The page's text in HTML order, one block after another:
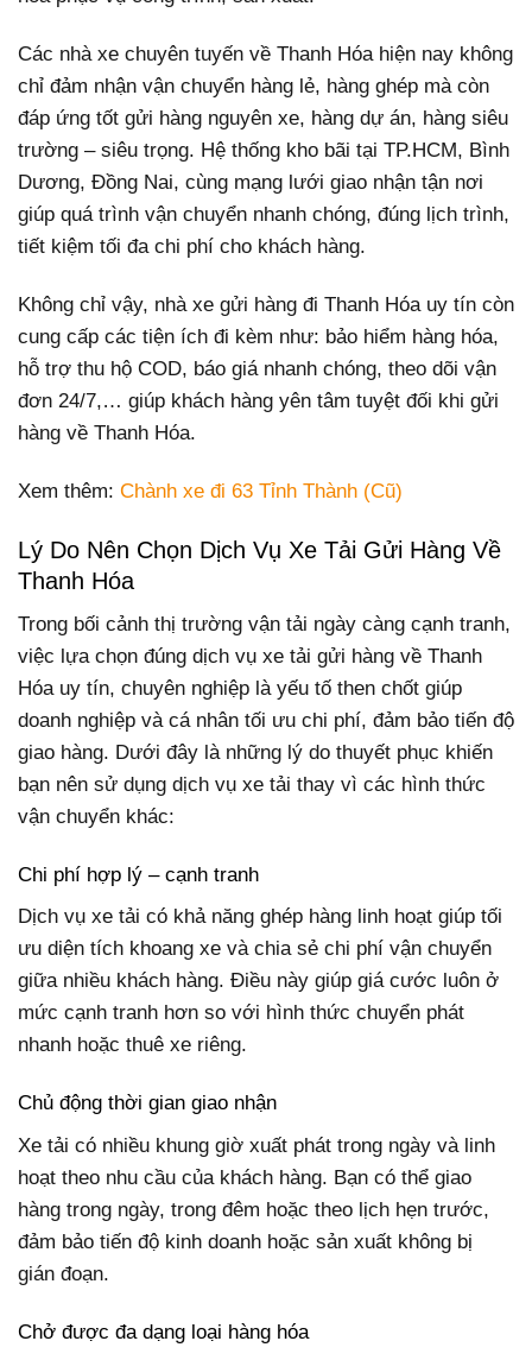
Các nhà xe chuyên tuyến về Thanh Hóa hiện nay không
chỉ đảm nhận vận chuyển hàng lẻ, hàng ghép mà còn
đáp ứng tốt gửi hàng nguyên xe, hàng dự án, hàng siêu
trường – siêu trọng. Hệ thống kho bãi tại TP.HCM, Bình
Dương, Đồng Nai, cùng mạng lưới giao nhận tận nơi
giúp quá trình vận chuyển nhanh chóng, đúng lịch trình,
tiết kiệm tối đa chi phí cho khách hàng.
Không chỉ vậy, nhà xe gửi hàng đi Thanh Hóa uy tín còn
cung cấp các tiện ích đi kèm như: bảo hiểm hàng hóa,
hỗ trợ thu hộ COD, báo giá nhanh chóng, theo dõi vận
đơn 24/7,… giúp khách hàng yên tâm tuyệt đối khi gửi
hàng về Thanh Hóa.
Xem thêm: Chành xe đi 63 Tỉnh Thành (Cũ)
Lý Do Nên Chọn Dịch Vụ Xe Tải Gửi Hàng Về
Thanh Hóa
Trong bối cảnh thị trường vận tải ngày càng cạnh tranh,
việc lựa chọn đúng dịch vụ xe tải gửi hàng về Thanh
Hóa uy tín, chuyên nghiệp là yếu tố then chốt giúp
doanh nghiệp và cá nhân tối ưu chi phí, đảm bảo tiến độ
giao hàng. Dưới đây là những lý do thuyết phục khiến
bạn nên sử dụng dịch vụ xe tải thay vì các hình thức
vận chuyển khác:
Chi phí hợp lý – cạnh tranh
Dịch vụ xe tải có khả năng ghép hàng linh hoạt giúp tối
ưu diện tích khoang xe và chia sẻ chi phí vận chuyển
giữa nhiều khách hàng. Điều này giúp giá cước luôn ở
mức cạnh tranh hơn so với hình thức chuyển phát
nhanh hoặc thuê xe riêng.
Chủ động thời gian giao nhận
Xe tải có nhiều khung giờ xuất phát trong ngày và linh
hoạt theo nhu cầu của khách hàng. Bạn có thể giao
hàng trong ngày, trong đêm hoặc theo lịch hẹn trước,
đảm bảo tiến độ kinh doanh hoặc sản xuất không bị
gián đoạn.
Chở được đa dạng loại hàng hóa